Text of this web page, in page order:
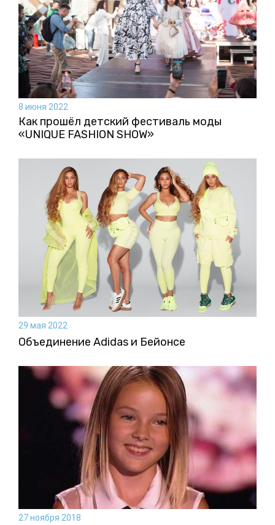
8 июня 2022
Как прошёл детский фестиваль моды
«UNIQUE FASHION SHOW»
29 мая 2022
Объединение Adidas и Бейонсе
27 ноября 2018